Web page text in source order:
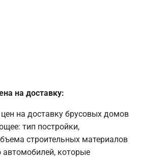
на доставку:
на доставку брусовых домов
тип постройки,
строительных материалов
автомобилей, которые